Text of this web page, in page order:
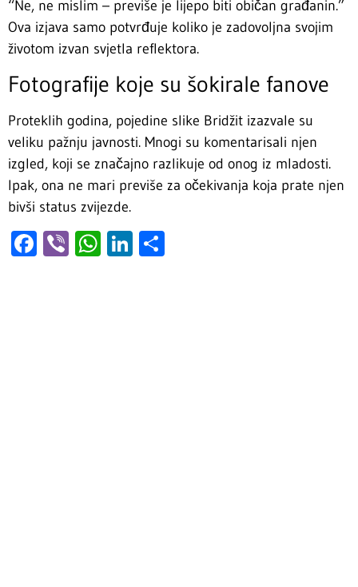
“Ne, ne mislim – previše je lijepo biti običan građanin.”
Ova izjava samo potvrđuje koliko je zadovoljna svojim
životom izvan svjetla reflektora.
Fotografije koje su šokirale fanove
Proteklih godina, pojedine slike Bridžit izazvale su
veliku pažnju javnosti. Mnogi su komentarisali njen
izgled, koji se značajno razlikuje od onog iz mladosti.
Ipak, ona ne mari previše za očekivanja koja prate njen
bivši status zvijezde.
Facebook
ViberWhatsApp
LinkedIn